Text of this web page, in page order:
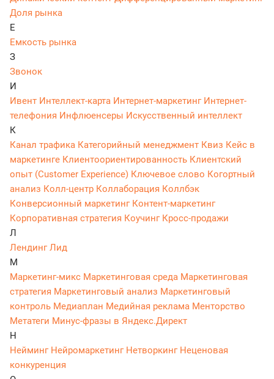
Доля рынка
Е
Емкость рынка
З
Звонок
И
Ивент Интеллект-карта Интернет-маркетинг Интернет-
телефония Инфлюенсеры Искусственный интеллект
К
Канал трафика Категорийный менеджмент Квиз Кейс в
маркетинге Клиентоориентированность Клиентский
опыт (Customer Experience) Ключевое слово Когортный
анализ Колл-центр Коллаборация Коллбэк
Конверсионный маркетинг Контент-маркетинг
Корпоративная стратегия Коучинг Кросс-продажи
Л
ЛендингЛид
М
Маркетинг-микс Маркетинговая среда Маркетинговая
стратегия Маркетинговый анализ Маркетинговый
контроль Медиаплан Медийная реклама Менторство
Метатеги Минус-фразы в Яндекс.Директ
Н
Нейминг Нейромаркетинг Нетворкинг Неценовая
конкуренция